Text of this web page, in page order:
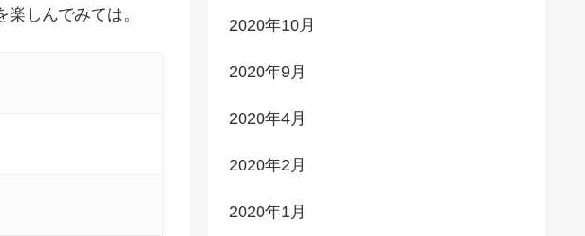
しんでみては。
2020年10月
2020年9月
2020年4月
2020年2月
2020年1月